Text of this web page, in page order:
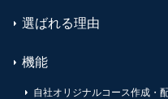
選ばれる理由
機能
自社オリジナルコース作成・